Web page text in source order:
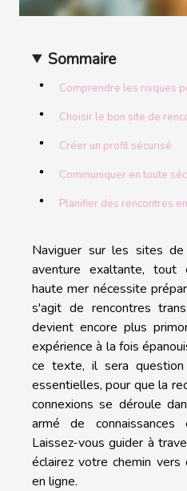
Sommaire
Comprendre les risques
Choisir le bon site de
Créer un profil sécurisé
Communiquer en toute
Planifier des rencontres
Naviguer sur les sites
aventure exaltante, tout
haute mer nécessite
s'agit de rencontres
devient encore plus
expérience à la fois
ce texte, il sera
essentielles, pour que la
connexions se déroule
armé de
Laissez-vous guider à
éclairez votre chemin vers
en ligne.